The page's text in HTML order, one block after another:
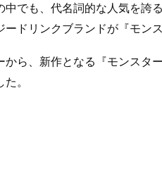
中でも、代名詞的な人気を誇
ドリンクブランドが『モン
から、新作となる『モンスタ
。